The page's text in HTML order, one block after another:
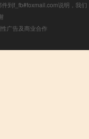
到f_fb#foxmail.com说明，我们
广告及商业合作